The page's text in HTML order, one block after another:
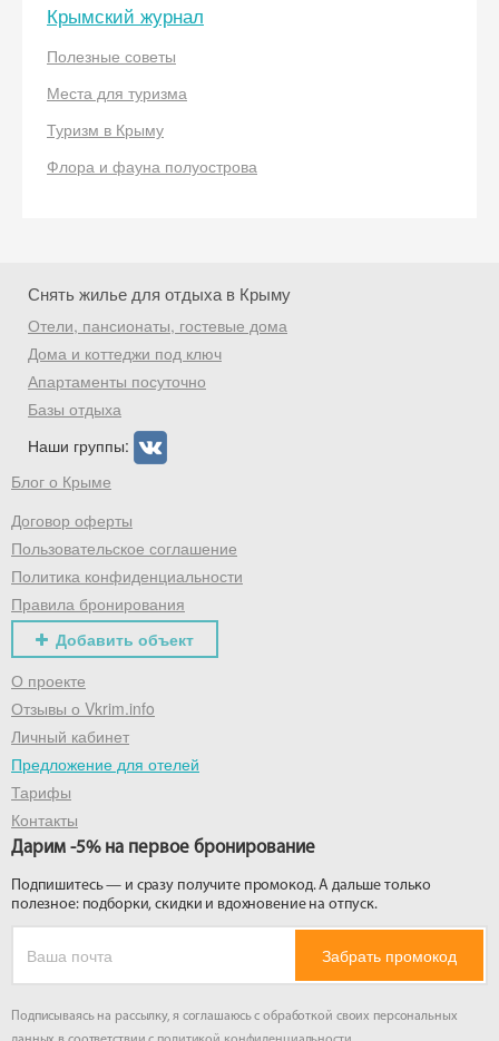
Крымский журнал
Полезные советы
Места для туризма
Туризм в Крыму
Флора и фауна полуострова
Снять жилье для отдыха в Крыму
Отели, пансионаты, гостевые дома
Дома и коттеджи под ключ
Апартаменты посуточно
Базы отдыха
Наши группы:
Блог о Крыме
Договор оферты
Пользовательское соглашение
Политика конфиденциальности
Правила бронирования
Добавить объект
О проекте
Отзывы о Vkrim.info
Личный кабинет
Предложение для отелей
Тарифы
Контакты
Дарим -5% на первое бронирование
Подпишитесь — и сразу получите промокод. А дальше только
полезное: подборки, скидки и вдохновение на отпуск.
Забрать промокод
Подписываясь на рассылку, я соглашаюсь с обработкой своих персональных